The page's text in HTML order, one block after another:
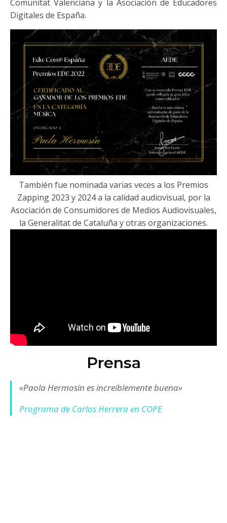
Comunitat Valenciana y la Asociación de Educadores
Digitales de España.
También fue nominada varias veces a los Premios
Zapping 2023 y 2024 a la calidad audiovisual, por la
Asociación de Consumidores de Medios Audiovisuales,
la Generalitat de Cataluña y otras organizaciones.
Prensa
«Paola Hermosín es increíblemente buena»
Programa de Carlos Herrera en COPE